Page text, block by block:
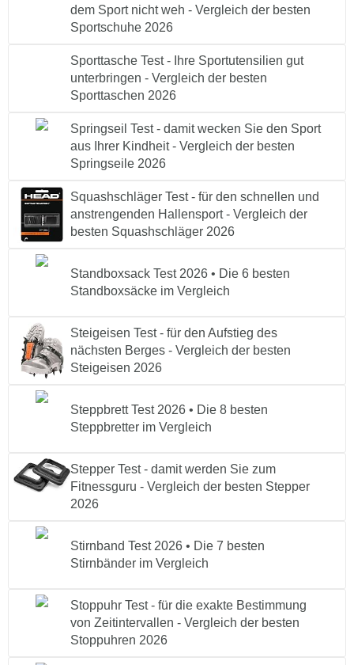
dem Sport nicht weh - Vergleich der besten
Sportschuhe 2026
Sporttasche Test - Ihre Sportutensilien gut
unterbringen - Vergleich der besten
Sporttaschen 2026
Springseil Test - damit wecken Sie den Sport
aus Ihrer Kindheit - Vergleich der besten
Springseile 2026
Squashschläger Test - für den schnellen und
anstrengenden Hallensport - Vergleich der
besten Squashschläger 2026
Standboxsack Test 2026 • Die 6 besten
Standboxsäcke im Vergleich
Steigeisen Test - für den Aufstieg des
nächsten Berges - Vergleich der besten
Steigeisen 2026
Steppbrett Test 2026 • Die 8 besten
Steppbretter im Vergleich
Stepper Test - damit werden Sie zum
Fitnessguru - Vergleich der besten Stepper
2026
Stirnband Test 2026 • Die 7 besten
Stirnbänder im Vergleich
Stoppuhr Test - für die exakte Bestimmung
von Zeitintervallen - Vergleich der besten
Stoppuhren 2026